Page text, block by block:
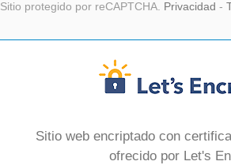
Sitio protegido por reCAPTCHA. Privacidad -
Sitio web encriptado con
ofrecido por Let's